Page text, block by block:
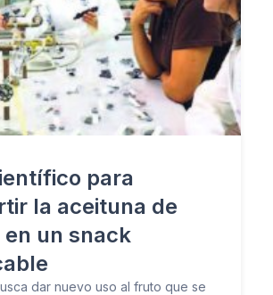
para
la aceituna de
en un snack
dar nuevo uso al fruto que se